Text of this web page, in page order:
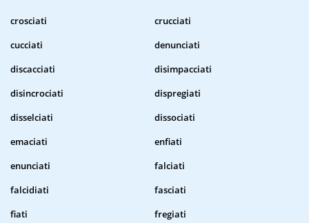
crosciati
crucciati
cucciati
denunciati
discacciati
disimpacciati
disincrociati
dispregiati
disselciati
dissociati
emaciati
enfiati
enunciati
falciati
falcidiati
fasciati
fiati
fregiati